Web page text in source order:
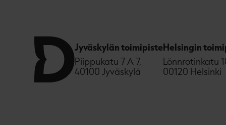
Jyväskylän toimipiste
Piippukatu 7 A 7,
40100 Jyväskylä
Helsingin
Lönnrotinkatu
00120 Helsinki